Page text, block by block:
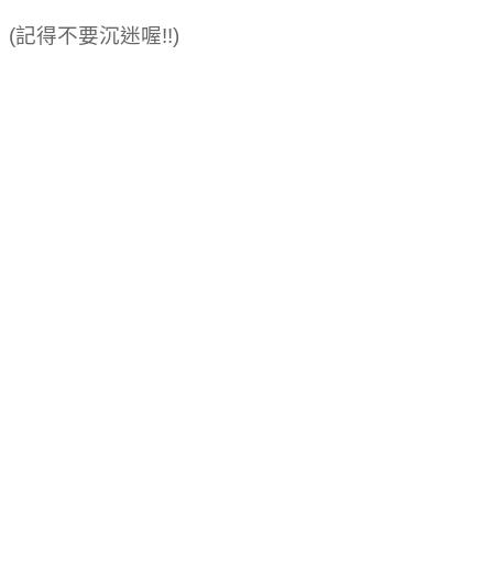
(記得不要沉迷喔!!)